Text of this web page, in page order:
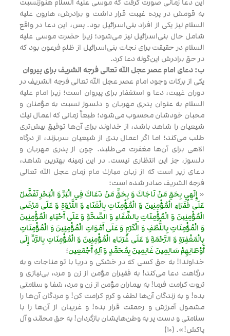
اين دعا زمانى صورت گرفت كه موسى عليه السلام هنوزنسبت
به قومش در پرده غيبت قرار داشت و برادرش، هارون عليه
السلام نيز يكى از افراد بنى‌اسرائيل بود. پس، اين دعا در واقع
شامل حال بنى‌اسرائيل نيز مى‌شود؛ زيرا حضرت موسى عليه
السلام در حقيقت براى نجات بنى‌اسرائيل از ظلم فرعون بود كه
در حق برادرش اين‌گونه دعا كرد.
ب: دعاى امام عصر عجل الله تعالى فرجه الشريف براى پيروان
يكى از بركات وجود امام عصر عجل الله تعالى فرجه الشريف در
دوران غيبت، دعا و استغفار براى پيروان است؛ زيرا امام عليه
السلام به عنوان پدرى مهربان و دلسوز نسبت به مؤمنان و
محبان خودشان محسوب مى‌شود؛ طبعاً زمانى كه اعمال نيك
شيعيان را شاهد باشد، از خداوند براى آن‌ها توفيق بيش‌ترى
طلب مى‌كند؛ اما اگر اعمال بدى از شيعيان سربزند، از درگاه
الاهى براى آن‌ها مغفرت مى‌طلبد. چون از پدرى مهربان و
دلسوز، جز اين انتظارى نيست. در اين زمينه بهترين شاهد،
دعاى زير است كه از زبان مبارك مام زمان عجل الله تعالى
فرجه الشريف صادر شده است:
« إِلَهِي بِحَقِ مَنْ نَاجَاكَ وَ بِحَقِّ مَنْ دَعَاكَ فِي الْبَرِّ وَ الْبَحْرِ تَفَضَّلْ
عَلَى فُقَرَاءِ الْمُؤْمِنِينَ وَ الْمُؤْمِنَاتِ بِالْغَنَاءِ وَ الثَّرْوَةِ وَ عَلَى مَرْضَى
الْمُؤْمِنِينَ وَ الْمُؤْمِنَاتِ بِالشِّفَاءِ وَ الصِّحَّةِ وَ عَلَى أَحْيَاءِ الْمُؤْمِنِينَ
وَ الْمُؤْمِنَاتِ بِاللُّطْفِ وَ الْكَرَمِ وَ عَلَى أَمْوَاتِ الْمُؤْمِنِينَ وَ الْمُؤْمِنَاتِ
بِالْمَغْفِرَةِ وَ الرَّحْمَةِ وَ عَلَى غُرَبَاءِ الْمُؤْمِنِينَ وَ الْمُؤْمِنَاتِ بِالرَّدِّ إِلَى
أَوْطَانِهِمْ سَالِمِينَ غَانِمِينَ بِمُحَمَّدٍ وَ آلِهِ أَجْمَعِين؛
خداوندا! به حق كسى كه در خشكى و دريا با تو مناجات و به
درگاهت دعا مى‌كند! به فقيران مؤمن از زن و مرد، بى‌نيازى و
ثروت كرامت فرما! به بيماران مؤمن از زن و مرد، شفا و سلامتى
بده! و به زندگان آن‌ها لطف و كرم كرامت كن! و مردگان آن‌ها را
مشمول آمرزش و رحمتت قرار بده! و غريبان از آن‌ها را با
سلامتى و دست پر به وطن‌هايشان بازگردان! به حق محمّد و آل
پاكش!». (10)